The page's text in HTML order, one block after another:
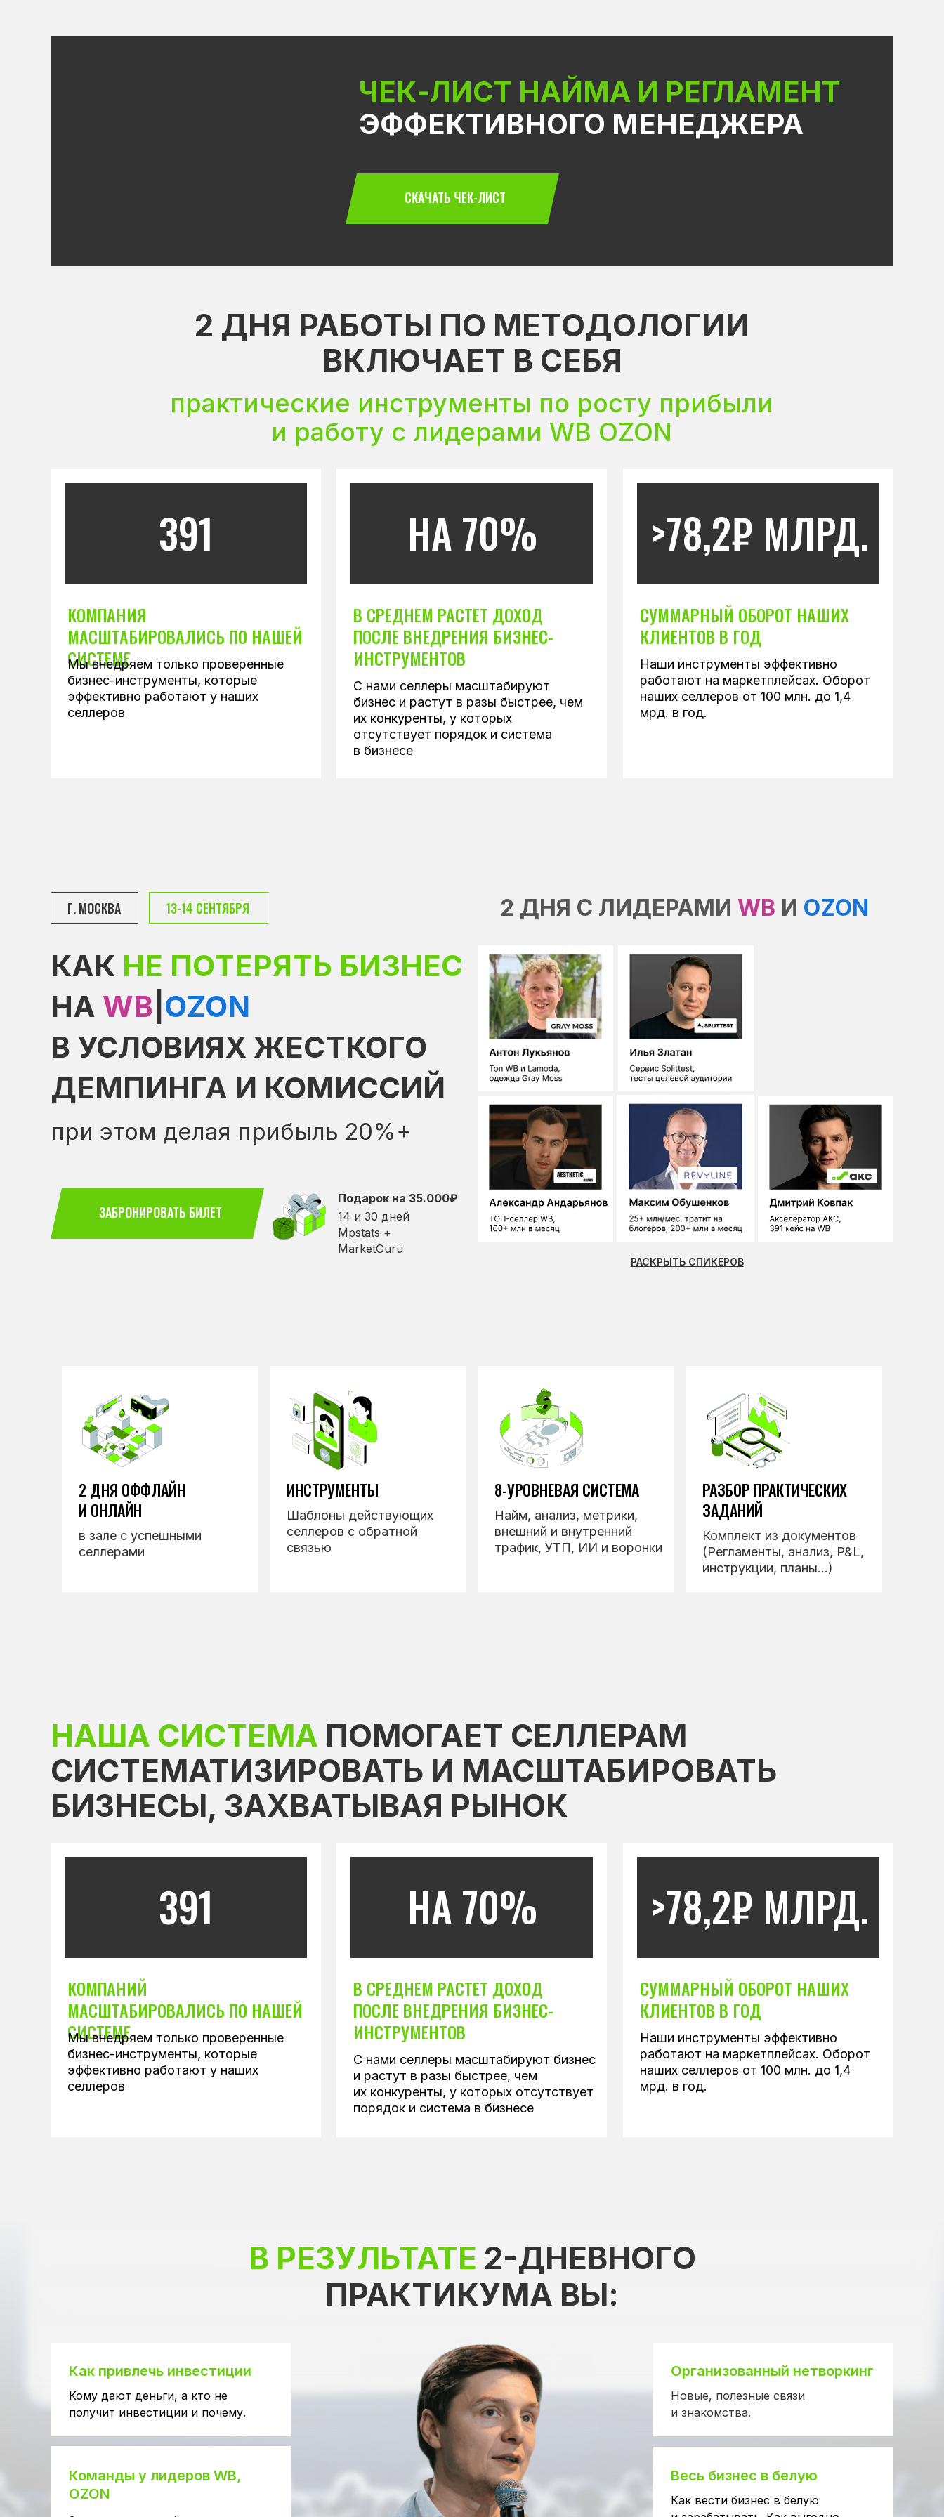
ЧЕК-ЛИСТ НАЙМА И РЕГЛАМЕНТ
ЭФФЕКТИВНОГО МЕНЕДЖЕРА
2 ДНЯ РАБОТЫ ПО МЕТОДОЛОГИИ
ВКЛЮЧАЕТ В СЕБЯ
практические инструменты по росту прибыли
и работу с лидерами WB OZON
КОМПАНИЯ
МАСШТАБИРОВАЛИСЬ ПО НАШЕЙ
СИСТЕМЕ
Мы внедряем только проверенные
бизнес-инструменты, которые
эффективно работают у наших
селлеров
В СРЕДНЕМ РАСТЕТ ДОХОД
ПОСЛЕ ВНЕДРЕНИЯ БИЗНЕС-
ИНСТРУМЕНТОВ
С нами селлеры масштабируют
бизнес и растут в разы быстрее, чем
их конкуренты, у которых
отсутствует порядок и система
в бизнесе
СУММАРНЫЙ ОБОРОТ НАШИХ
КЛИЕНТОВ В ГОД
Наши инструменты эффективно
работают на маркетплейсах. Оборот
наших селлеров от 100 млн. до 1,4
мрд. в год.
391 НА 70% >78,2₽ МЛРД.
СКАЧАТЬ ЧЕК-ЛИСТ
2 ДНЯ С ЛИДЕРАМИ WB И OZON
14 и 30 дней
Mpstats +
MarketGuru
РАСКРЫТЬ СПИКЕРОВ
Подарок на 35.000₽
ЗАБРОНИРОВАТЬ БИЛЕТ
КАК НЕ ПОТЕРЯТЬ БИЗНЕС
НА WB OZON
В УСЛОВИЯХ ЖЕСТКОГО
ДЕМПИНГА И КОМИССИЙ
при этом делая прибыль 20%+
Г. МОСКВА
13-14 СЕНТЯБРЯ
13-14 СЕНТЯБРЯ
2 ДНЯ ОФФЛАЙН
И ОНЛАЙН
ИНСТРУМЕНТЫ 8-УРОВНЕВАЯ СИСТЕМА
РАЗБОР ПРАКТИЧЕСКИХ
ЗАДАНИЙ
в зале с успешными
селлерами
Шаблоны действующих
селлеров с обратной
связью
Найм, анализ, метрики,
внешний и внутренний
трафик, УТП, ИИ и воронки
Комплект из документов
(Регламенты, анализ, P&L,
инструкции, планы...)
НАША СИСТЕМА ПОМОГАЕТ СЕЛЛЕРАМ
СИСТЕМАТИЗИРОВАТЬ И МАСШТАБИРОВАТЬ
БИЗНЕСЫ, ЗАХВАТЫВАЯ РЫНОК
КОМПАНИЙ
МАСШТАБИРОВАЛИСЬ ПО НАШЕЙ
СИСТЕМЕ
Мы внедряем только проверенные
бизнес-инструменты, которые
эффективно работают у наших
селлеров
В СРЕДНЕМ РАСТЕТ ДОХОД
ПОСЛЕ ВНЕДРЕНИЯ БИЗНЕС-
ИНСТРУМЕНТОВ
С нами селлеры масштабируют бизнес
и растут в разы быстрее, чем
их конкуренты, у которых отсутствует
порядок и система в бизнесе
СУММАРНЫЙ ОБОРОТ НАШИХ
КЛИЕНТОВ В ГОД
Наши инструменты эффективно
работают на маркетплейсах. Оборот
наших селлеров от 100 млн. до 1,4
мрд. в год.
391 НА 70% >78,2₽ МЛРД.
В РЕЗУЛЬТАТЕ 2-ДНЕВНОГО
ПРАКТИКУМА ВЫ:
Как привлечь инвестиции
Кому дают деньги, а кто не
получит инвестиции и почему.
Команды у лидеров WB,
OZON
Организованный нетворкинг
Новые, полезные связи
и знакомства.
Весь бизнес в белую
Как вести бизнес в белую